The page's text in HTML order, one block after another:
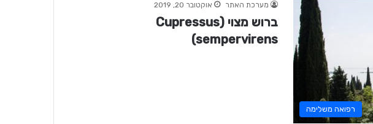
רפואה משלימה
מערכת האתר אוקטובר 20, 2019
ברוש מצוי (Cupressus
sempervirens)